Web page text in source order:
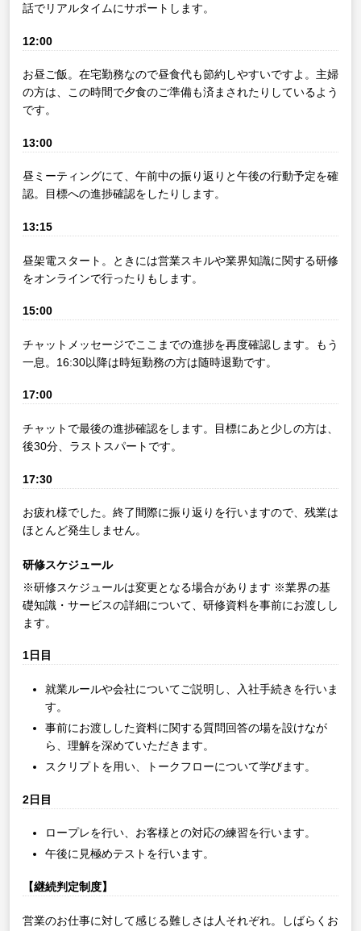
話でリアルタイムにサポートします。
12:00
お昼ご飯。在宅勤務なので昼食代も節約しやすいですよ。主婦
の方は、この時間で夕食のご準備も済まされたりしているよう
です。
13:00
昼ミーティングにて、午前中の振り返りと午後の行動予定を確
認。目標への進捗確認をしたりします。
13:15
昼架電スタート。ときには営業スキルや業界知識に関する研修
をオンラインで行ったりもします。
15:00
チャットメッセージでここまでの進捗を再度確認します。もう
一息。16:30以降は時短勤務の方は随時退勤です。
17:00
チャットで最後の進捗確認をします。目標にあと少しの方は、
後30分、ラストスパートです。
17:30
お疲れ様でした。終了間際に振り返りを行いますので、残業は
ほとんど発生しません。
研修スケジュール
※研修スケジュールは変更となる場合があります ※業界の基
礎知識・サービスの詳細について、研修資料を事前にお渡しし
ます。
1日目
就業ルールや会社についてご説明し、入社手続きを行いま
す。
事前にお渡しした資料に関する質問回答の場を設けなが
ら、理解を深めていただきます。
スクリプトを用い、トークフローについて学びます。
2日目
ロープレを行い、お客様との対応の練習を行います。
午後に見極めテストを行います。
【継続判定制度】
営業のお仕事に対して感じる難しさは人それぞれ。しばらくお